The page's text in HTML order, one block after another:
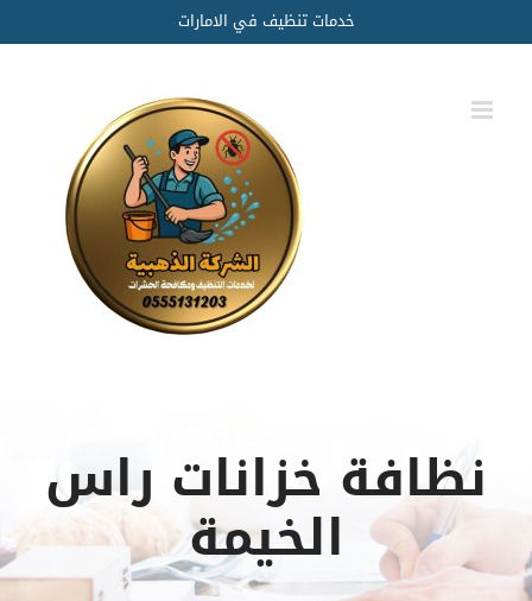
to
content
خدمات تنظيف في الامارات
نظافة خزانات راس
الخيمة